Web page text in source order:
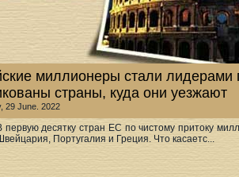
миллионеры стали лидерами
страны, куда они уезжают
29 June. 2022
первую десятку стран ЕС по чистому притоку
Португалия и Греция. Что касаетс...